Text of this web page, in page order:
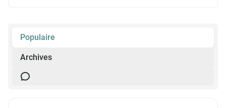
Populaire
Archives